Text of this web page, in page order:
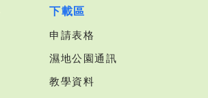
下載區
申請表格
濕地公園通訊
教學資料